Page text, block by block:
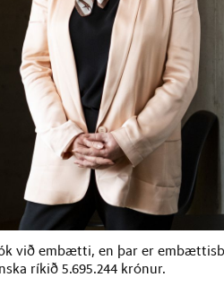
við embætti, en þar er
ríkið 5.695.244 krónur.